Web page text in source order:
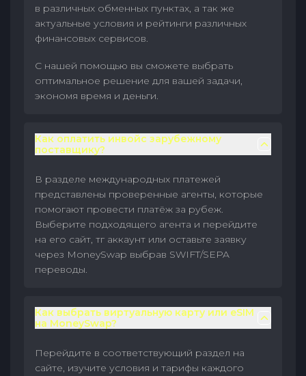
в различных обменных пунктах, а так же
актуальные условия и рейтинги различных
финансовых сервисов.
С нашей помощью вы сможете выбрать
оптимальное решение для вашей задачи,
экономя время и деньги.
Как оплатить инвойс зарубежному
поставщику?
В разделе международных платежей
представлены проверенные агенты, которые
помогают провести платёж за рубеж.
Выберите подходящего агента и перейдите
на его сайт, тг аккаунт или оставьте заявку
через MoneySwap выбрав SWIFT/SEPA
переводы.
Как выбрать виртуальную карту или eSIM
на MoneySwap?
Перейдите в соответствующий раздел на
сайте, изучите условия и тарифы каждого